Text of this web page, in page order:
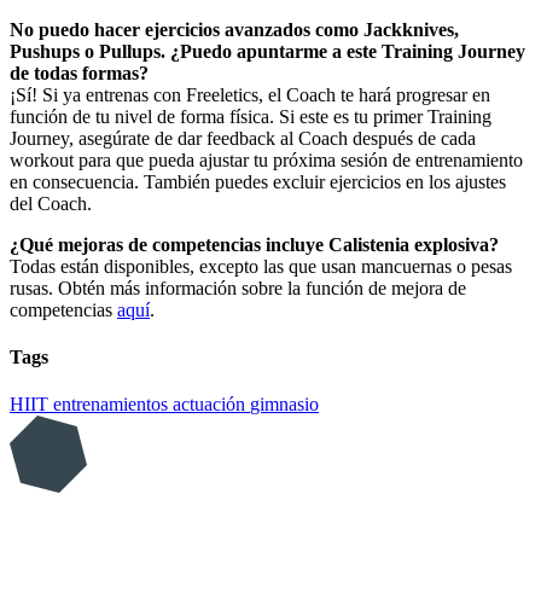
No puedo hacer ejercicios avanzados como Jackknives,
Pushups o Pullups. ¿Puedo apuntarme a este Training Journey
de todas formas?
¡Sí! Si ya entrenas con Freeletics, el Coach te hará progresar en
función de tu nivel de forma física. Si este es tu primer Training
Journey, asegúrate de dar feedback al Coach después de cada
workout para que pueda ajustar tu próxima sesión de entrenamiento
en consecuencia. También puedes excluir ejercicios en los ajustes
del Coach.
¿Qué mejoras de competencias incluye Calistenia explosiva?
Todas están disponibles, excepto las que usan mancuernas o pesas
rusas. Obtén más información sobre la función de mejora de
competencias aquí.
Tags
HIIT entrenamientos actuación gimnasio